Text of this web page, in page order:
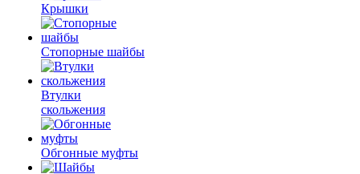
Крышки
Стопорные шайбы
Втулки
скольжения
Обгонные муфты